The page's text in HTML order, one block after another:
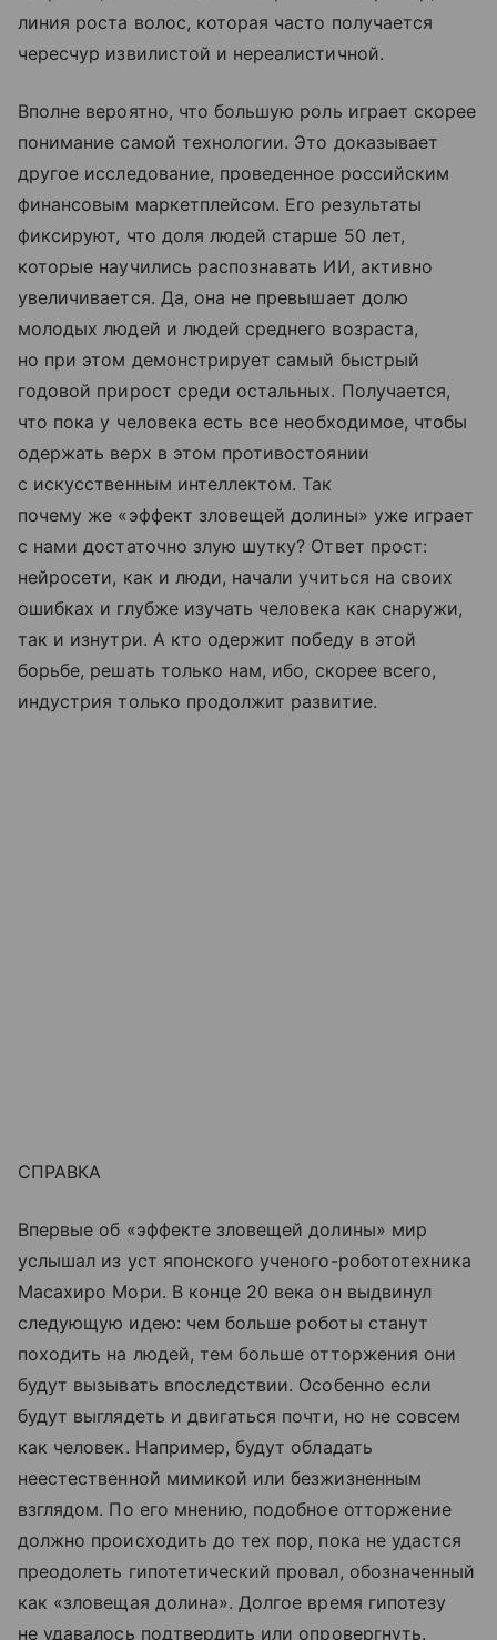
линия роста волос, которая часто получается
чересчур извилистой и нереалистичной.
Вполне вероятно, что большую роль играет скорее
понимание самой технологии. Это доказывает
другое исследование, проведенное российским
финансовым маркетплейсом. Его результаты
фиксируют, что доля людей старше 50 лет,
которые научились распознавать ИИ, активно
увеличивается. Да, она не превышает долю
молодых людей и людей среднего возраста,
но при этом демонстрирует самый быстрый
годовой прирост среди остальных. Получается,
что пока у человека есть все необходимое, чтобы
одержать верх в этом противостоянии
с искусственным интеллектом. Так
почему же «эффект зловещей долины» уже играет
с нами достаточно злую шутку? Ответ прост:
нейросети, как и люди, начали учиться на своих
ошибках и глубже изучать человека как снаружи,
так и изнутри. А кто одержит победу в этой
борьбе, решать только нам, ибо, скорее всего,
индустрия только продолжит развитие.
СПРАВКА
Впервые об «эффекте зловещей долины» мир
услышал из уст японского ученого-робототехника
Масахиро Мори. В конце 20 века он выдвинул
следующую идею: чем больше роботы станут
походить на людей, тем больше отторжения они
будут вызывать впоследствии. Особенно если
будут выглядеть и двигаться почти, но не совсем
как человек. Например, будут обладать
неестественной мимикой или безжизненным
взглядом. По его мнению, подобное отторжение
должно происходить до тех пор, пока не удастся
преодолеть гипотетический провал, обозначенный
как «зловещая долина». Долгое время гипотезу
не удавалось подтвердить или опровергнуть.